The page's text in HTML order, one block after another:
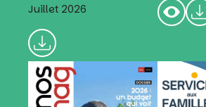
Juillet 2026